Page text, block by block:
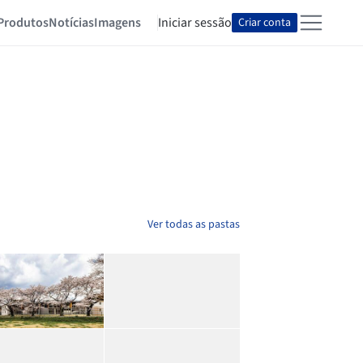
NotíciasImagens Iniciar sessão Criar conta
Ver todas as pastas